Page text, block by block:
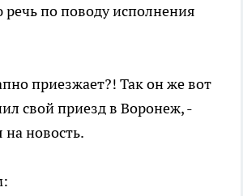
по поводу исполнения
приезжает?! Так он же вот
свой приезд в Воронеж, -
на новость.